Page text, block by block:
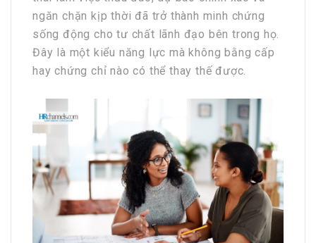
ngăn chặn kịp thời đã trở thành minh chứng
sống động cho tư chất lãnh đạo bên trong họ.
Đây là một kiểu năng lực mà không bằng cấp
hay chứng chỉ nào có thể thay thế được.